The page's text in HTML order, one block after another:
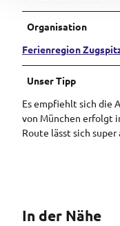
Organisation
Ferienregion
Unser Tipp
Es empfiehlt sich die
von München erfolgt
Route lässt sich
In der Nähe